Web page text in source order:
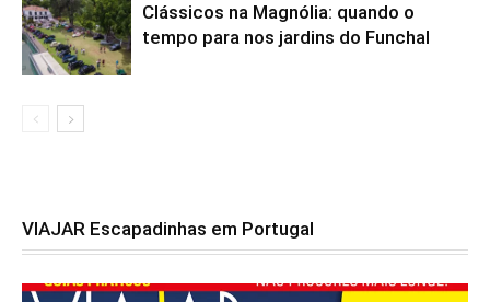
Clássicos na Magnólia: quando o
tempo para nos jardins do Funchal
VIAJAR Escapadinhas em Portugal